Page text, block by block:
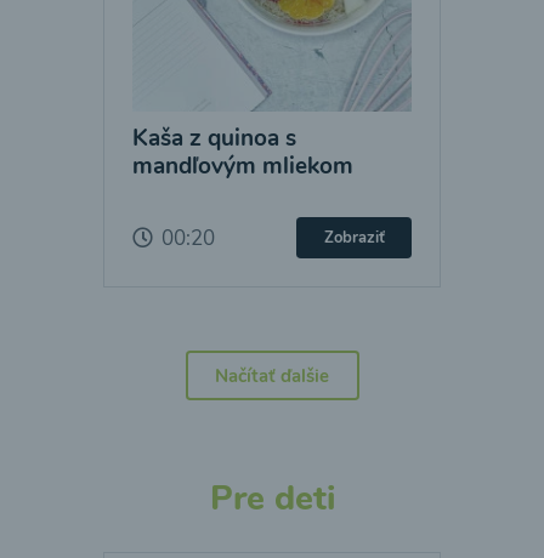
Kaša z quinoa s
mandľovým mliekom
00:20 Zobraziť
Načítať ďalšie
Pre deti